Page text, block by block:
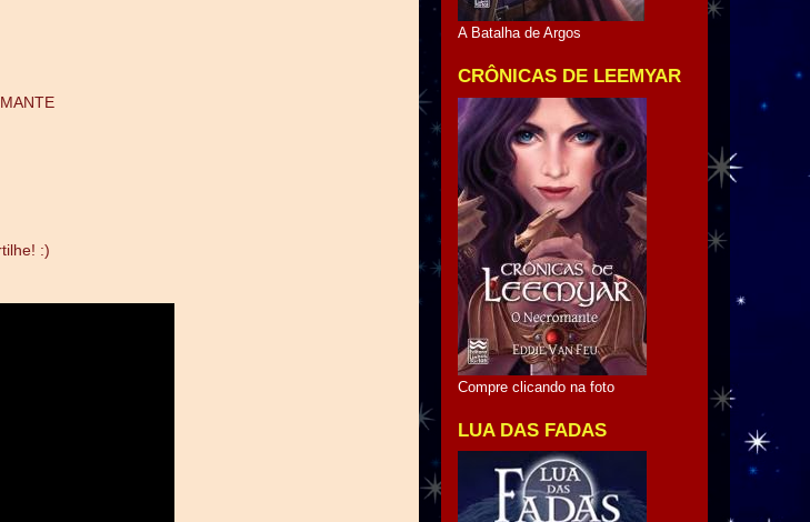
:)
A Batalha de Argos
CRÔNICAS DE LEEMYAR
Compre clicando na foto
LUA DAS FADAS